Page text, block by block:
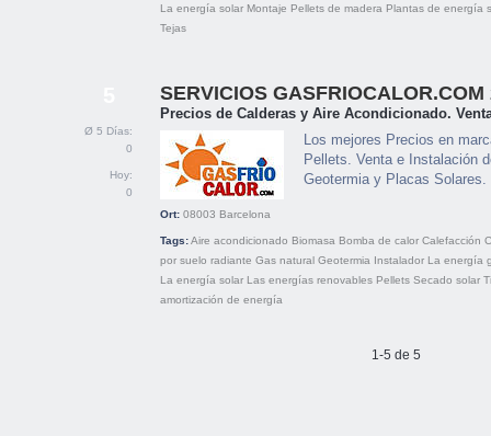
La energía solar Montaje Pellets de madera Plantas de energía
Tejas
Ø 5 Días:
0
Hoy:
0
SERVICIOS GASFRIOCALOR.COM
Precios de Calderas y Aire Acondicionado.
Los mejores Precios en
Pellets. Venta e Instalación
Geotermia y Placas Solares.
Ort: 08003 Barcelona
Tags:Aire acondicionado Biomasa Bomba de calor Calefacción
por suelo radiante Gas natural Geotermia Instalador La energía
La energía solar Las energías renovables Pellets Secado solar
amortización de energía
1-5 de 5